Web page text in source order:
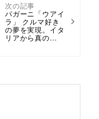
次の記事
パガーニ「ウアイ
ラ」 クルマ好き
の夢を実現。イタ
リアから真の…